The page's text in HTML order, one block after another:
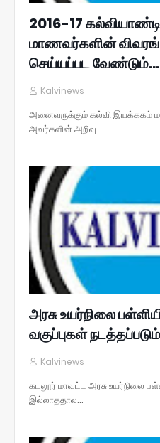
2016-17
மாணவர்களின்
செய்யப்பட
Kalvinews
அனைவருக்கும் கல்வி இயக்ககம்
அவர்களின் அறிவு…
அரசு உயர்நிலை
வகுப்புகள்
Kalvinews
கடலூர் மாவட்ட அரசு உயர்நிலை
இல்லாததால…